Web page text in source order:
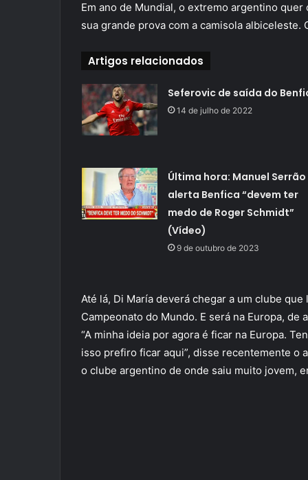
Em ano de Mundial, o extremo argentino
sua grande prova com a camisola
Artigos relacionados
Seferovic de saída do
14 de julho de 2022
Última hora: Manuel Serrão
alerta Benfica “devem ter
medo de Roger Schmidt”
(Vídeo)
9 de outubro de 2023
Até lá, Di María deverá chegar a um clube
Campeonato do Mundo. E será na Europa,
“A minha ideia por agora é ficar na Europa.
isso prefiro ficar aqui”, disse recentemente o
o clube argentino de onde saiu muito jovem,